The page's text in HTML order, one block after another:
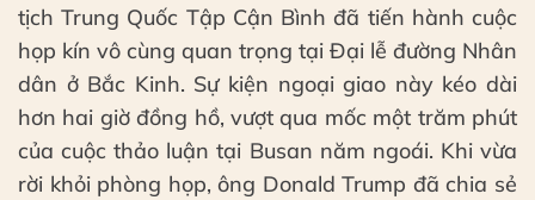
tịch Trung Quốc Tập Cận Bình đã tiến hành cuộc
họp kín vô cùng quan trọng tại Đại lễ đường Nhân
dân ở Bắc Kinh. Sự kiện ngoại giao này kéo dài
hơn hai giờ đồng hồ, vượt qua mốc một trăm phút
của cuộc thảo luận tại Busan năm ngoái. Khi vừa
rời khỏi phòng họp, ông Donald Trump đã chia sẻ